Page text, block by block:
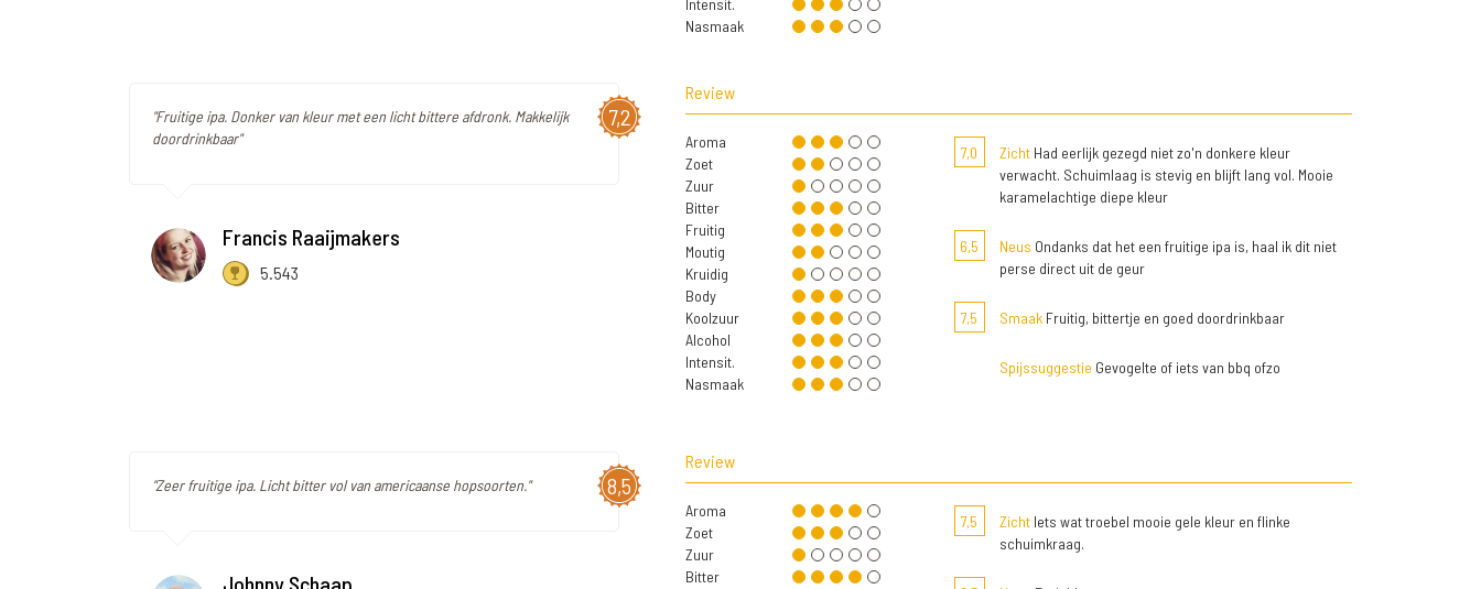
Intensit.
Nasmaak
7,2
"Fruitige ipa. Donker van kleur met een licht bittere afdronk. Makkelijk
doordrinkbaar"
Francis Raaijmakers
5.543
Review
Aroma
Zoet
Zuur
Bitter
Fruitig
Moutig
Kruidig
Body
Koolzuur
Alcohol
Intensit.
Nasmaak
7,0 ZichtHad eerlijk gezegd niet zo'n donkere kleur
verwacht. Schuimlaag is stevig en blijft lang vol. Mooie
karamelachtige diepe kleur
6,5 Neus Ondanks dat het een fruitige ipa is, haal ik dit niet
perse direct uit de geur
7,5 SmaakFruitig, bittertje en goed doordrinkbaar
Spijssuggestie Gevogelte of iets van bbq ofzo
8,5
"Zeer fruitige ipa. Licht bitter vol van americaanse hopsoorten."
Johnny Schaap
Review
Aroma
Zoet
Zuur
Bitter
7,5 ZichtIets wat troebel mooie gele kleur en flinke
schuimkraag.